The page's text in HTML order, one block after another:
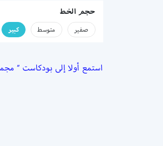
حجم الخط
صفير متوسط كبير
استمع أولا إلى بودكاست ”